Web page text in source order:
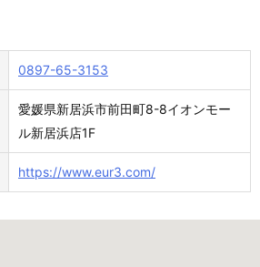
0897-65-3153
愛媛県新居浜市前田町8-8イオンモー
ル新居浜店1F
https://www.eur3.com/